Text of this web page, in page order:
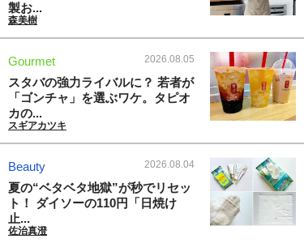
製お...
森美樹
Gourmet 2026.08.05
スタバの強力ライバルに？ 若者が
「ゴンチャ」を選ぶワケ。タピオ
カの...
スギアカツキ
Beauty 2026.08.04
夏の“ベタベタ地獄”が秒でリセッ
ト！ ダイソーの110円「日焼け
止...
佐治真澄